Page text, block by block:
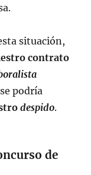
situación,
contrato
podría
despido.
de